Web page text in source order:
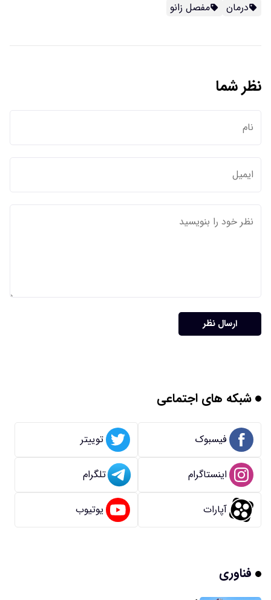
درمان مفصل زانو
نظر شما
ارسال نظر
شبکه های اجتماعی
فیسبوک توییتر
اینستاگرام تلگرام
آپارات یوتیوب
فناوری